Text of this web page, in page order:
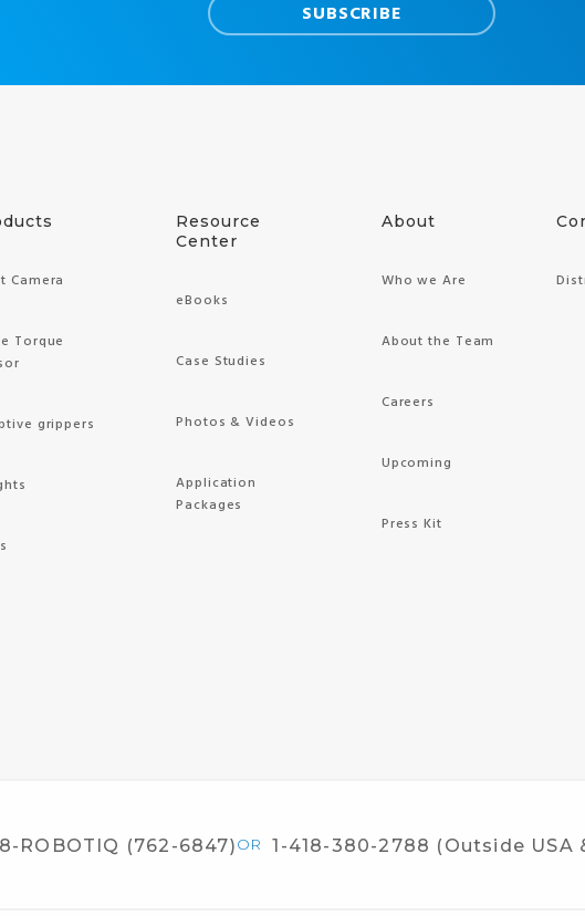
Camera
Torque
grippers
Resource
Center
eBooks
Case Studies
Photos & Videos
Application
Packages
About
Who we Are
About the Team
Careers
Upcoming
Press Kit
ROBOTIQ (762-6847)OR 1-418-380-2788 (Outside USA